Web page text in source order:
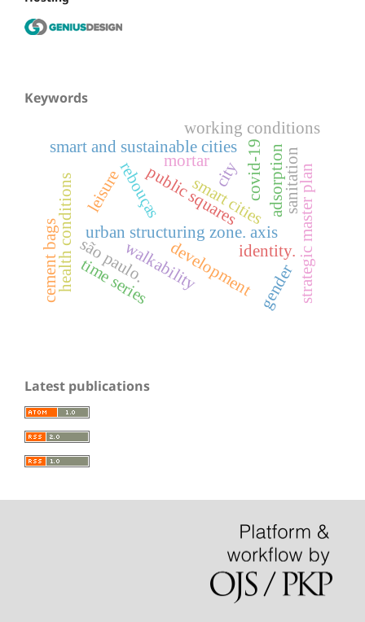
Keywords
public squares
city
identity.
urban structuring zone. axis
rebouças strategic master plan
são paulo.
smart and sustainable cities
smart cities
working conditions
health conditions
covid-19adsorptionsanitation
development
leisure
walkability gender
mortar
cement bags time series
Latest publications